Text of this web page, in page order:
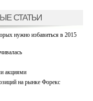
СТАТЬИ
нужно избавиться в 2015
акциями
на рынке Форекс